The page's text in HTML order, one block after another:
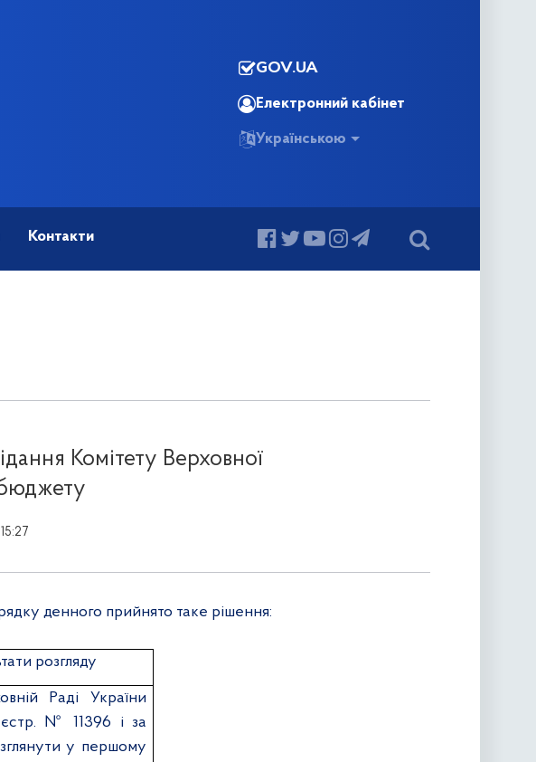
GOV.UA
Електронний кабінет
Українською
Контакти
Комітету Верховної
денного прийнято таке рішення:
розгляду
Раді України
№ 11396 і за
у першому